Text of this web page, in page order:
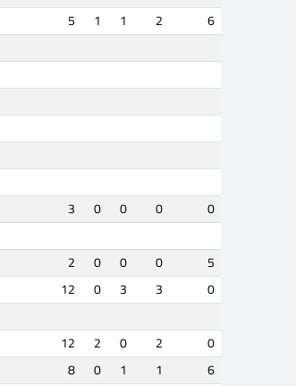
5 1 1 2
6
3 0 0 0
0
2 0 0 0
5
12 0 3 3
0
12 2 0 2
0
8 0 1 1
6